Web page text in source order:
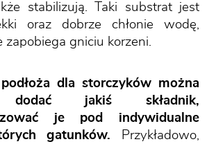
stabilizują. Taki substrat jest
oraz dobrze chłonie wodę,
zapobiega gniciu korzeni.
dla storczyków można
dodać jakiś składnik,
je pod indywidualne
gatunków. Przykładowo,